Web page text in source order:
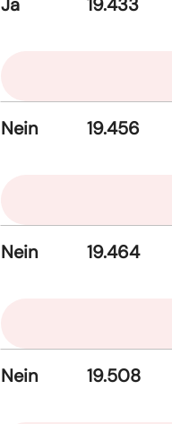
Nein 19.456
Nein 19.464
Nein 19.508